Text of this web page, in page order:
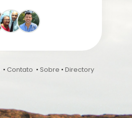
• Contato • Sobre • Directory